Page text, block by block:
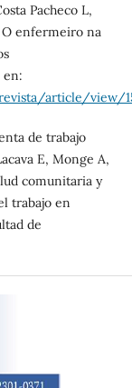
Pacheco L,
O enfermeiro na
en:
article/view/
de trabajo
E, Monge A,
comunitaria y
trabajo en
de